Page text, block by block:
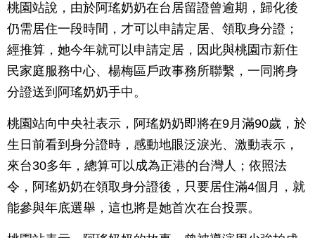
桃園站說，由於阿瑤奶奶在台居留證曾逾期，歸化後
仍需居住一段時間，才可以申請定居、領取身分證；
經推算，她今年就可以申請定居，因此與桃園市新住
民家庭服務中心、楊梅區戶政事務所聯繫，一同將身
分證送到阿瑤奶奶手中。
桃園站向中央社表示，阿瑤奶奶即將在9月滿90歲，於
生日前看到身分證時，感動地眼泛淚光、激動表示，
來台30多年，總算可以成為正港的台灣人；依照法
令，阿瑤奶奶在領取身分證後，只要居住滿4個月，就
能參與年底選舉，這也將是她首次在台投票。